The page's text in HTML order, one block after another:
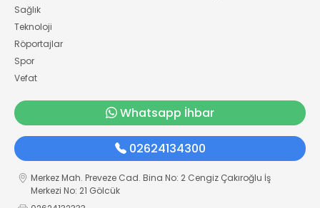
Sağlık
Teknoloji
Röportajlar
Spor
Vefat
Whatsapp İhbar
02624134300
Merkez Mah. Preveze Cad. Bina No: 2 Cengiz Çakıroğlu İş
Merkezi No: 21 Gölcük